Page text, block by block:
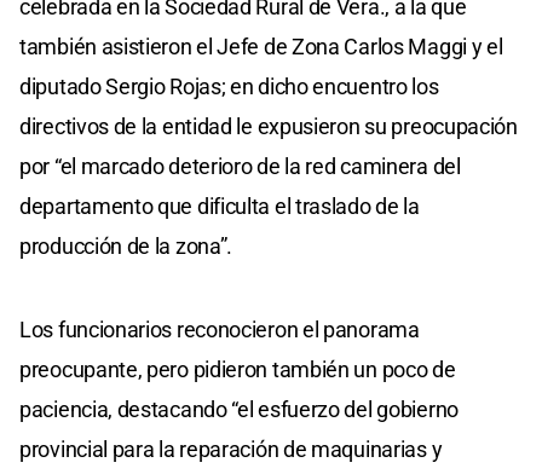
celebrada en la Sociedad Rural de Vera., a la que
también asistieron el Jefe de Zona Carlos Maggi y el
diputado Sergio Rojas; en dicho encuentro los
directivos de la entidad le expusieron su preocupación
por “el marcado deterioro de la red caminera del
departamento que dificulta el traslado de la
producción de la zona”.
Los funcionarios reconocieron el panorama
preocupante, pero pidieron también un poco de
paciencia, destacando “el esfuerzo del gobierno
provincial para la reparación de maquinarias y